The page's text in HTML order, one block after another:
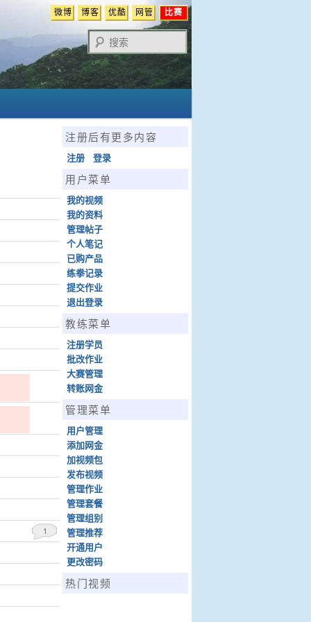
比赛
网管
优酷
博客
微博
索
1
注册后有更多内容
注册 登录
用户菜单
我的视频
我的资料
管理帖子
个人笔记
已购产品
练拳记录
提交作业
退出登录
教练菜单
注册学员
批改作业
大赛管理
转账网金
管理菜单
用户管理
添加网金
加视频包
发布视频
管理作业
管理套餐
管理组别
管理推荐
开通用户
更改密码
热门视频